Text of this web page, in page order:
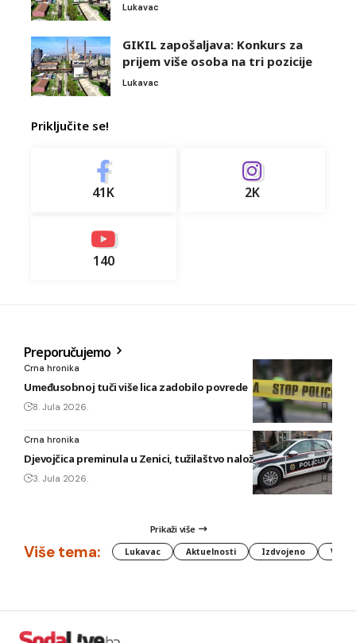
Lukavac
GIKIL zapošaljava: Konkurs za
prijem više osoba na tri pozicije
Lukavac
Priključite se!
41K 2K
140
Preporučujemo
Crna hronika
Umeđusobnoj tuči više lica zadobilo povrede
8. Jula 2026.
Crna hronika
Djevojčica preminula u Zenici, tužilaštvo naložilo obdukciju
3. Jula 2026.
Prikaži više
Više tema: Lukavac Aktuelnosti Izdvojeno